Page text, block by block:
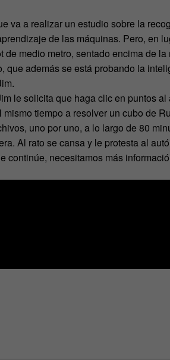
va a realizar un estudio sobre la
de las máquinas. Pero, en
medio metro, sentado encima de la
que además se está probando la
le solicita que haga clic en puntos
tiempo a resolver un cubo de
uno por uno, a lo largo de 80
Al rato se cansa y le protesta al
continúe, necesitamos más